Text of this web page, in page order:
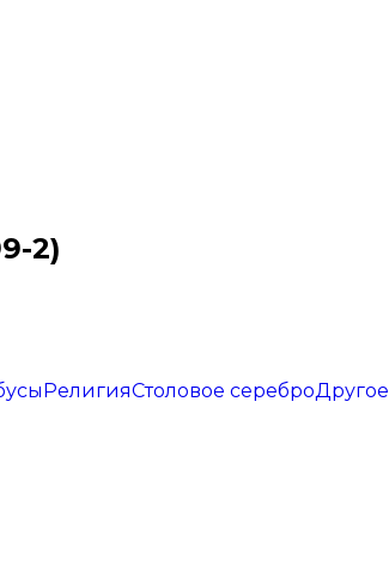
2)
РелигияСтоловое сереброДругое